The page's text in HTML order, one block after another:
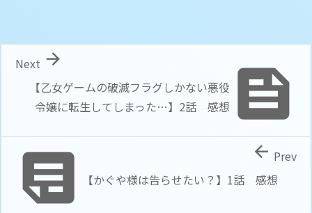

【乙女ゲームの破滅フラグしかない悪役
令嬢に転生してしまった…】2話 感想

Next
 【かぐや様は告らせたい？】1話 感想
 Prev